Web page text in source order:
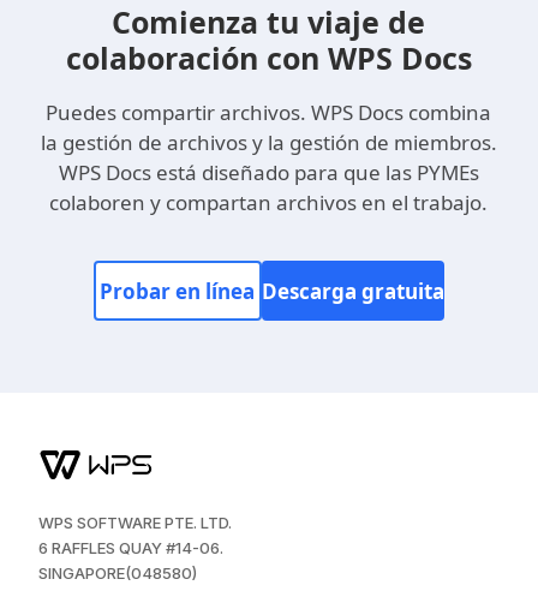
Comienza tu viaje de
colaboración con WPS Docs
Puedes compartir archivos. WPS Docs combina
la gestión de archivos y la gestión de miembros.
WPS Docs está diseñado para que las PYMEs
colaboren y compartan archivos en el trabajo.
Probar en línea Descarga gratuita
WPS SOFTWARE PTE. LTD.
6 RAFFLES QUAY #14-06.
SINGAPORE(048580)